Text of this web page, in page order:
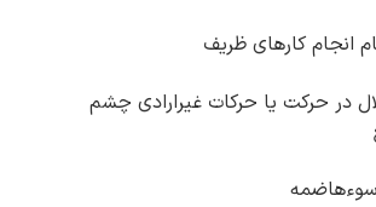
انجام کارهای ظریف
در حرکت یا حرکات غیرارادی چشم
سوءهاضمه